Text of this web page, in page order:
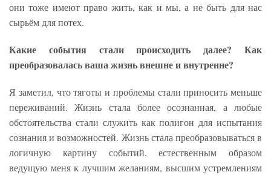
они тоже имеют право жить, как и мы, а не быть для нас
сырьём для потех.
Какие события стали происходить далее? Как
преобразовалась ваша жизнь внешне и внутренне?
Я заметил, что тяготы и проблемы стали приносить меньше
переживаний. Жизнь стала более осознанная, а любые
обстоятельства стали служить как полигон для испытания
сознания и возможностей. Жизнь стала преобразовываться в
логичную картину событий, естественным образом
ведущую меня к лучшим желаниям, высшим устремлениям